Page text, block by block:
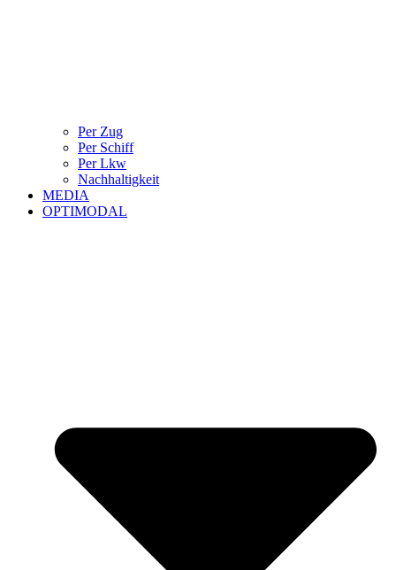
Per Zug
Per Schiff
Per Lkw
Nachhaltigkeit
MEDIA
OPTIMODAL